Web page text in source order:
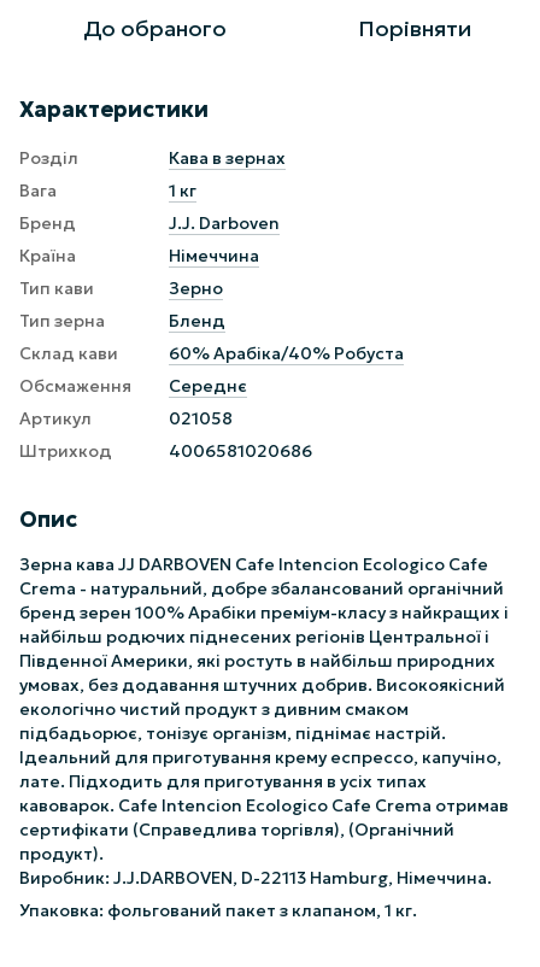
До обраного Порівняти
Характеристики
Розділ
Кава в зернах
Вага
1 кг
Бренд
J.J. Darboven
Країна
Німеччина
Тип кави
Зерно
Тип зерна
Бленд
Склад кави
60% Арабіка/40% Робуста
Обсмаження
Середнє
Артикул
021058
Штрихкод
4006581020686
Опис
Зерна кава JJ DARBOVEN Cafe Intencion Ecologico Cafe
Crema - натуральний, добре збалансований органічний
бренд зерен 100% Арабіки преміум-класу з найкращих і
найбільш родючих піднесених регіонів Центральної і
Південної Америки, які ростуть в найбільш природних
умовах, без додавання штучних добрив. Високоякісний
екологічно чистий продукт з дивним смаком
підбадьорює, тонізує організм, піднімає настрій.
Ідеальний для приготування крему еспрессо, капучіно,
лате. Підходить для приготування в усіх типах
кавоварок. Cafe Intencion Ecologico Cafe Crema отримав
сертифікати (Справедлива торгівля), (Органічний
продукт).
Виробник: J.J.DARBOVEN, D-22113 Hamburg, Німеччина.
Упаковка: фольгований пакет з клапаном, 1 кг.